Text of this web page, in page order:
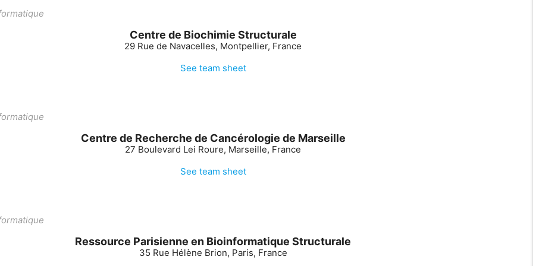
Centre de Biochimie Structurale
29 Rue de Navacelles, Montpellier, France
See team sheet
Centre de Recherche de Cancérologie de Marseille
27 Boulevard Lei Roure, Marseille, France
See team sheet
Ressource Parisienne en Bioinformatique Structurale
35 Rue Hélène Brion, Paris, France